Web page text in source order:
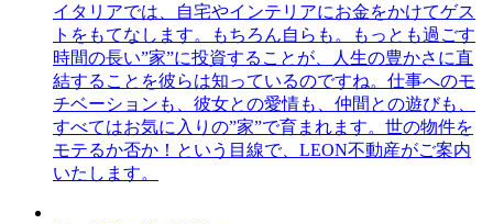
イタリアでは、自宅やインテリアにお金をかけてゲス
トをもてなします。もちろん自らも。もっとも過ごす
時間の長い”家”に投資することが、人生の豊かさに直
結することを彼らは知っているのですね。仕事へのモ
チベーションも、彼女との愛情も、仲間との遊びも、
すべてはお気に入りの”家”で育まれます。世の物件を
モテるか否か！という目線で、LEON不動産がご案内
いたします。